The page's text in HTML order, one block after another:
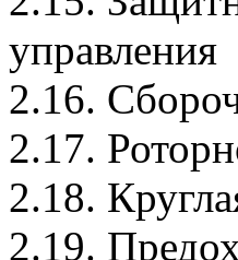
управления
2.16.
2.17.
2.18.
2.19.